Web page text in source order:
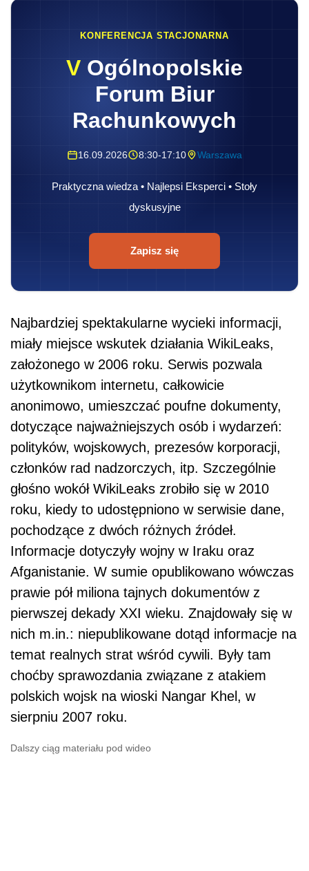
KONFERENCJA STACJONARNA
V Ogólnopolskie
Forum Biur
Rachunkowych
16.09.2026 8:30-17:10 Warszawa
Praktyczna wiedza • Najlepsi Eksperci • Stoły
dyskusyjne
Zapisz się
Najbardziej spektakularne wycieki informacji,
miały miejsce wskutek działania WikiLeaks,
założonego w 2006 roku. Serwis pozwala
użytkownikom internetu, całkowicie
anonimowo, umieszczać poufne dokumenty,
dotyczące najważniejszych osób i wydarzeń:
polityków, wojskowych, prezesów korporacji,
członków rad nadzorczych, itp. Szczególnie
głośno wokół WikiLeaks zrobiło się w 2010
roku, kiedy to udostępniono w serwisie dane,
pochodzące z dwóch różnych źródeł.
Informacje dotyczyły wojny w Iraku oraz
Afganistanie. W sumie opublikowano wówczas
prawie pół miliona tajnych dokumentów z
pierwszej dekady XXI wieku. Znajdowały się w
nich m.in.: niepublikowane dotąd informacje na
temat realnych strat wśród cywili. Były tam
choćby sprawozdania związane z atakiem
polskich wojsk na wioski Nangar Khel, w
sierpniu 2007 roku.
Dalszy ciąg materiału pod wideo